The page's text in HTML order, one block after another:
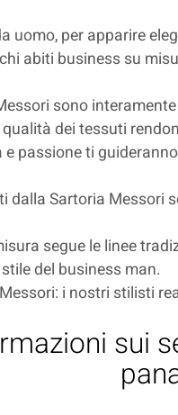
uomo, per apparire
abiti business su
sono
dei tessuti
passione ti
dalla Sartoria
segue le linee
del business man.
i nostri stilisti
sui